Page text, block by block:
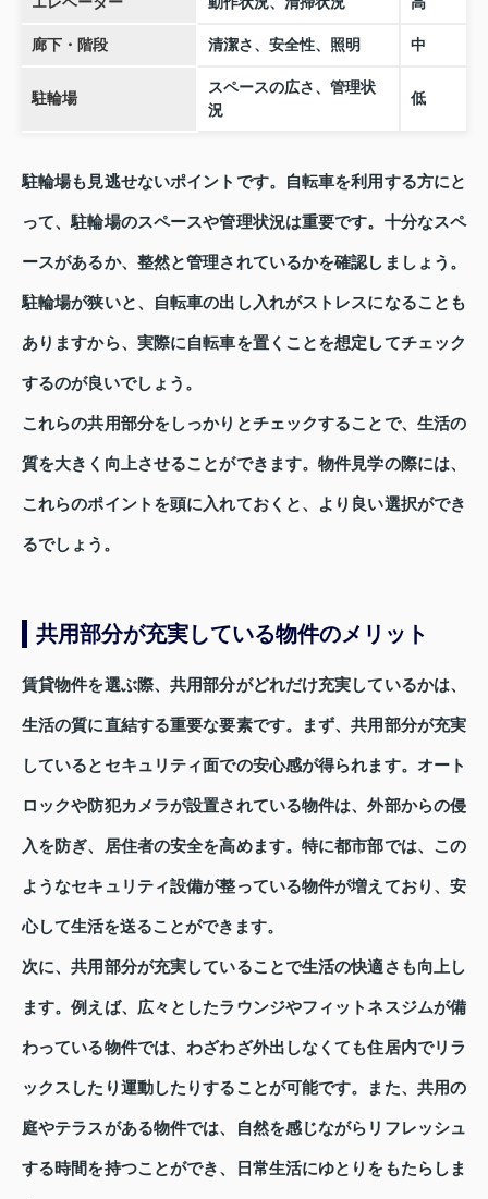
廊下・階段 清潔さ、安全性、照明 中
駐輪場
スペースの広さ、管理状
況
低
駐輪場も見逃せないポイントです。自転車を利用する方にと
って、駐輪場のスペースや管理状況は重要です。十分なスペ
ースがあるか、整然と管理されているかを確認しましょう。
駐輪場が狭いと、自転車の出し入れがストレスになることも
ありますから、実際に自転車を置くことを想定してチェック
するのが良いでしょう。
これらの共用部分をしっかりとチェックすることで、生活の
質を大きく向上させることができます。物件見学の際には、
これらのポイントを頭に入れておくと、より良い選択ができ
るでしょう。
共用部分が充実している物件のメリット
賃貸物件を選ぶ際、共用部分がどれだけ充実しているかは、
生活の質に直結する重要な要素です。まず、共用部分が充実
しているとセキュリティ面での安心感が得られます。オート
ロックや防犯カメラが設置されている物件は、外部からの侵
入を防ぎ、居住者の安全を高めます。特に都市部では、この
ようなセキュリティ設備が整っている物件が増えており、安
心して生活を送ることができます。
次に、共用部分が充実していることで生活の快適さも向上し
ます。例えば、広々としたラウンジやフィットネスジムが備
わっている物件では、わざわざ外出しなくても住居内でリラ
ックスしたり運動したりすることが可能です。また、共用の
庭やテラスがある物件では、自然を感じながらリフレッシュ
する時間を持つことができ、日常生活にゆとりをもたらしま